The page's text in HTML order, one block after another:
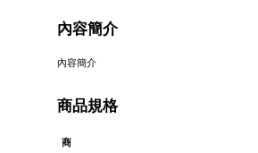
內容簡介
內容簡介
商品規格
商